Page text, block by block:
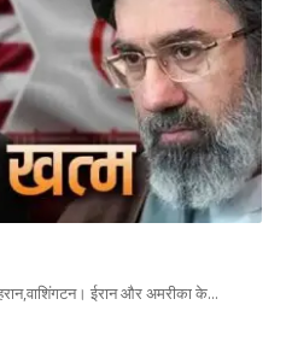
ईरान और अमरीका के…